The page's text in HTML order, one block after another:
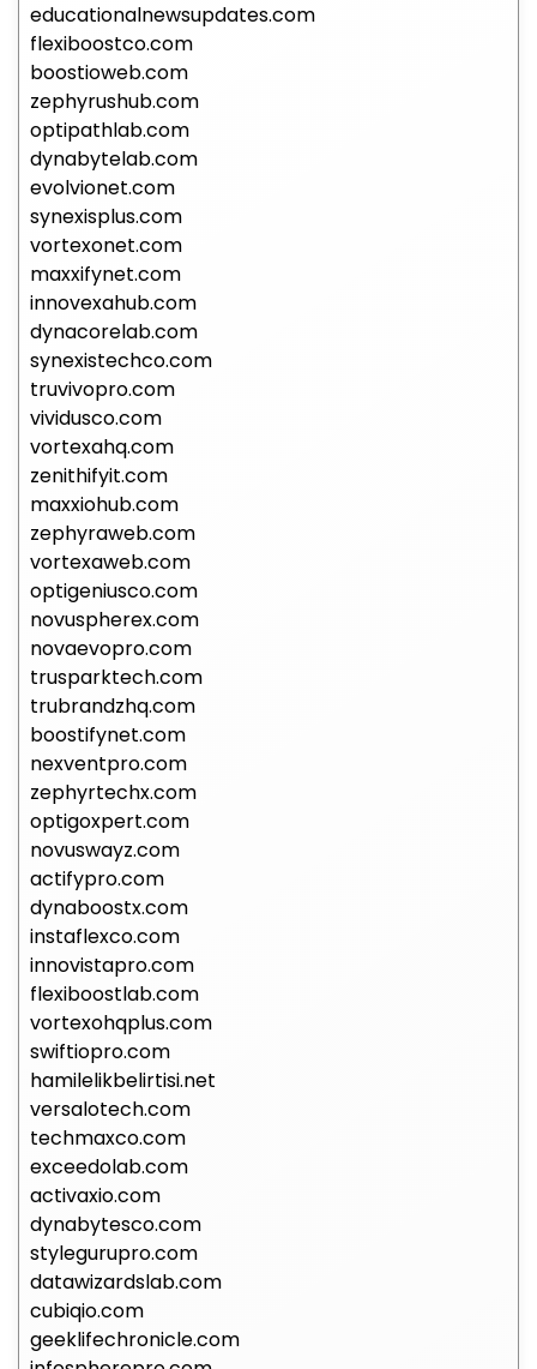
educationalnewsupdates.com
flexiboostco.com
boostioweb.com
zephyrushub.com
optipathlab.com
dynabytelab.com
evolvionet.com
synexisplus.com
vortexonet.com
maxxifynet.com
innovexahub.com
dynacorelab.com
synexistechco.com
truvivopro.com
vividusco.com
vortexahq.com
zenithifyit.com
maxxiohub.com
zephyraweb.com
vortexaweb.com
optigeniusco.com
novuspherex.com
novaevopro.com
trusparktech.com
trubrandzhq.com
boostifynet.com
nexventpro.com
zephyrtechx.com
optigoxpert.com
novuswayz.com
actifypro.com
dynaboostx.com
instaflexco.com
innovistapro.com
flexiboostlab.com
vortexohqplus.com
swiftiopro.com
hamilelikbelirtisi.net
versalotech.com
techmaxco.com
exceedolab.com
activaxio.com
dynabytesco.com
stylegurupro.com
datawizardslab.com
cubiqio.com
geeklifechronicle.com